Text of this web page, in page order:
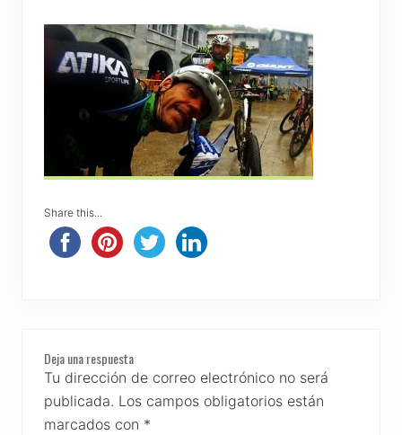
Share this...
Reader
Interactions
Deja una respuesta
Tu dirección de correo electrónico no será
publicada. Los campos obligatorios están
marcados con *